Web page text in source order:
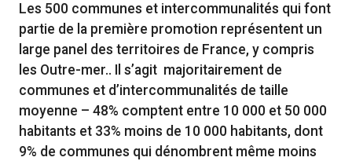
Les 500 communes et intercommunalités qui font
partie de la première promotion représentent un
large panel des territoires de France, y compris
les Outre-mer.. Il s’agit majoritairement de
communes et d’intercommunalités de taille
moyenne – 48% comptent entre 10 000 et 50 000
habitants et 33% moins de 10 000 habitants, dont
9% de communes qui dénombrent même moins